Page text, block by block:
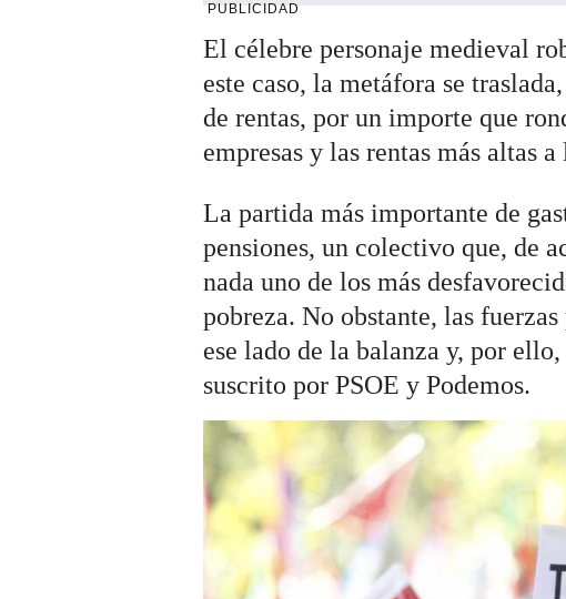
PUBLICIDAD
El célebre personaje medieval
este caso, la metáfora se
de rentas, por un importe que
empresas y las rentas más altas
La partida más importante de
pensiones, un colectivo que, de
nada uno de los más
pobreza. No obstante, las
ese lado de la balanza y, por
suscrito por PSOE y Podemos.